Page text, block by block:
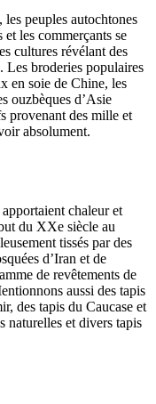
peuples autochtones
les commerçants se
cultures révélant des
Les broderies populaires
en soie de Chine, les
ouzbèques d’Asie
provenant des mille et
absolument.
chaleur et
du XXe siècle au
tissés par des
d’Iran et de
de revêtements de
aussi des tapis
des tapis du Caucase et
naturelles et divers tapis